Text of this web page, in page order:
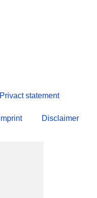
Privact statement
Imprint Disclaimer